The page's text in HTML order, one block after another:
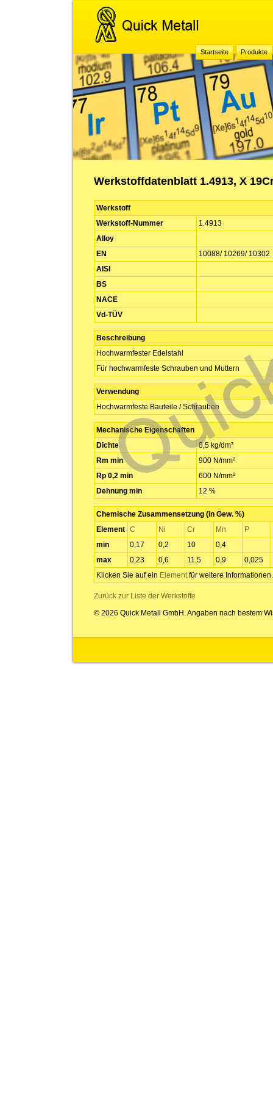
Startseite Produkte
Werkstoffdatenblatt 1.4913, X
Werkstoff
Werkstoff-Nummer
1.4913
Alloy
EN
10088/ 10269/ 10302
AISI
BS
NACE
Vd-TÜV
Beschreibung
Hochwarmfester Edelstahl
Für hochwarmfeste Schrauben und Muttern
Verwendung
Hochwarmfeste Bauteile / Schrauben
Mechanische Eigenschaften
Dichte
8,5 kg/dm³
Rm min
900 N/mm²
Rp 0,2 min
600 N/mm²
Dehnung min
12 %
Chemische Zusammensetzung (in Gew. %)
Element C Ni Cr Mn
P
min
0,17 0,2 10
0,4
max
0,23 0,6 11,5 0,9
0,025
Klicken Sie auf ein Elementfür weitere Informationen.
Zurück zur Liste der Werkstoffe
© 2026 Quick Metall GmbH. Angaben nach bestem